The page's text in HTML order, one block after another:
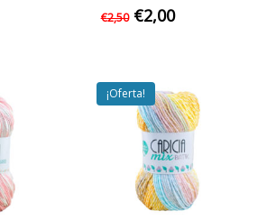
€2,50 El
€2,50.
€2,00El
€2,00.
¡Oferta!